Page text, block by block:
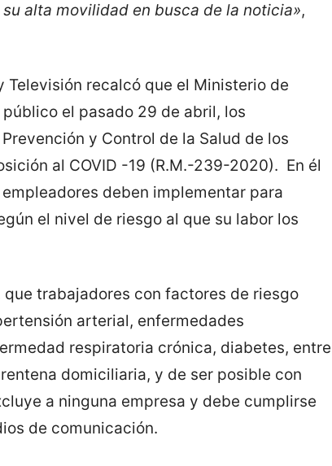
alta movilidad en busca de la noticia»,
Televisión recalcó que el Ministerio de
el pasado 29 de abril, los
y Control de la Salud de los
al COVID -19 (R.M.-239-2020). En él
deben implementar para
el nivel de riesgo al que su labor los
trabajadores con factores de riesgo
arterial, enfermedades
respiratoria crónica, diabetes, entre
domiciliaria, y de ser posible con
a ninguna empresa y debe cumplirse
de comunicación.